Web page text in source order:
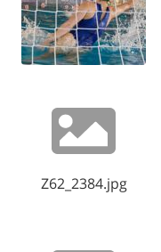
Z62_2384.jpg